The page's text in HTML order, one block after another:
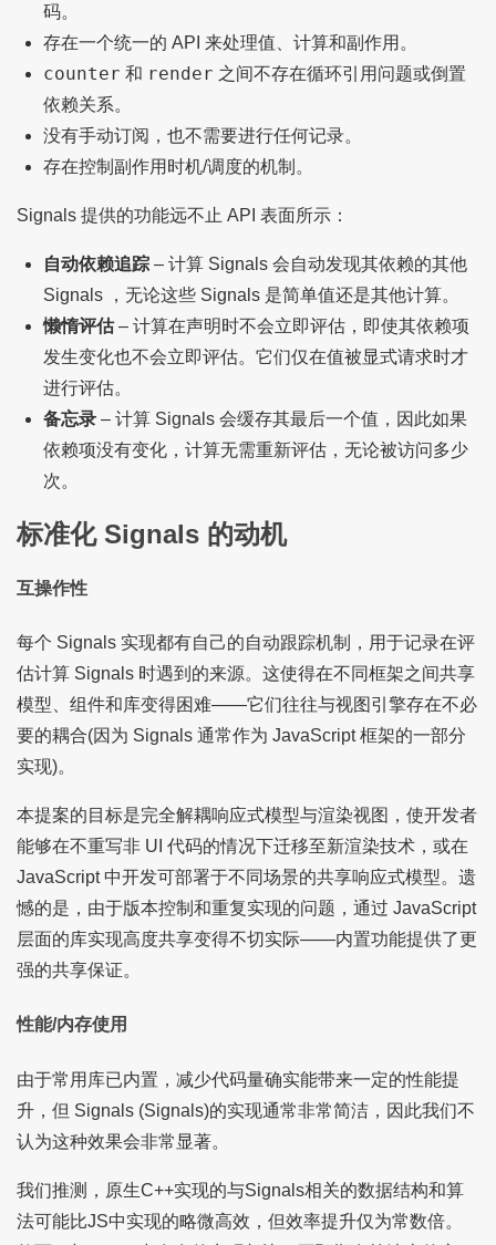
码。
存在一个统一的 API 来处理值、计算和副作用。
counter 和 render 之间不存在循环引用问题或倒置
依赖关系。
没有手动订阅，也不需要进行任何记录。
存在控制副作用时机/调度的机制。
Signals 提供的功能远不止 API 表面所示：
自动依赖追踪– 计算 Signals 会自动发现其依赖的其他
Signals ，无论这些 Signals 是简单值还是其他计算。
懒惰评估– 计算在声明时不会立即评估，即使其依赖项
发生变化也不会立即评估。它们仅在值被显式请求时才
进行评估。
备忘录– 计算 Signals 会缓存其最后一个值，因此如果
依赖项没有变化，计算无需重新评估，无论被访问多少
次。
标准化 Signals 的动机
互操作性
每个 Signals 实现都有自己的自动跟踪机制，用于记录在评
估计算 Signals 时遇到的来源。这使得在不同框架之间共享
模型、组件和库变得困难——它们往往与视图引擎存在不必
要的耦合(因为 Signals 通常作为 JavaScript 框架的一部分
实现)。
本提案的目标是完全解耦响应式模型与渲染视图，使开发者
能够在不重写非 UI 代码的情况下迁移至新渲染技术，或在
JavaScript 中开发可部署于不同场景的共享响应式模型。遗
憾的是，由于版本控制和重复实现的问题，通过 JavaScript
层面的库实现高度共享变得不切实际——内置功能提供了更
强的共享保证。
性能/内存使用
由于常用库已内置，减少代码量确实能带来一定的性能提
升，但 Signals (Signals)的实现通常非常简洁，因此我们不
认为这种效果会非常显著。
我们推测，原生C++实现的与Signals相关的数据结构和算
法可能比JS中实现的略微高效，但效率提升仅为常数倍。